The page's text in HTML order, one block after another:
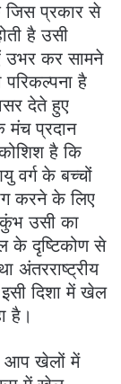
जिस प्रकार से
है उसी
उभर कर सामने
है
देते हुए
मंच प्रदान
है कि
वर्ग के बच्चों
करने के लिए
उसी का
के दृष्टिकोण से
अंतरराष्ट्रीय
दिशा में खेल
है।
आप खेलों में